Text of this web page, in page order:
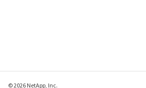
© 2026 NetApp, Inc.